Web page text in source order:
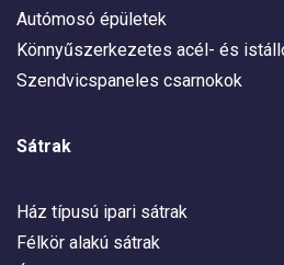
Autómosó épületek
Könnyűszerkezetes acél- és
Szendvicspaneles csarnokok
Sátrak
Ház típusú ipari sátrak
Félkör alakú sátrak